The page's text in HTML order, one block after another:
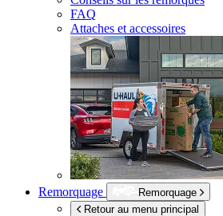
FAQ
Attaches et accessoires
Remorquage
Remorquage
Retour au menu principal